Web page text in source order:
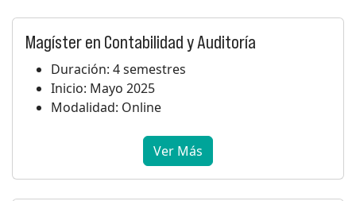
Magíster en Contabilidad y Auditoría
Duración: 4 semestres
Inicio: Mayo 2025
Modalidad: Online
Ver Más